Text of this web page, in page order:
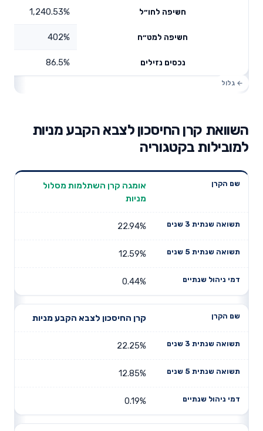
חשיפה לחו״ל 1,240.53%
חשיפה למט״ח 402%
נכסים נזילים 86.5%
השוואת קרן החיסכון לצבא הקבע מניות
למובילות בקטגוריה
שנתית 3
תשואה
דמי ניהול
אומגה קרן השתלמות מסלול
מניות
22.94%
12.59%
0.44%
קרן החיסכון לצבא הקבע מניות
22.25%
12.85%
0.19%